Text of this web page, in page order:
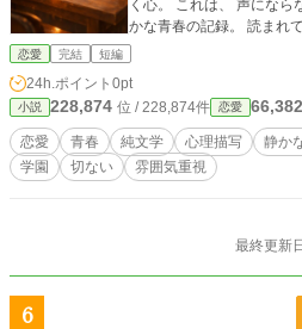
く心。 これは、 声にならない想いと、 行間で育つ恋と、 静
かな青春の記録。 読まれていることに気づいたとき、 物語は
動き出す。 ━━━━━━━━━━━━━━━ 初めまして。
によるものですので拙い
ければ幸いです。 この作品が、あなたの中の「まだ名前のな
い気持ち」に触れたら嬉
恋愛 完結 短編
24h.ポイント 0pt
小説 228,874 位 / 228,874件 恋愛 66,382
恋愛 青春 純文学 心理描写 静か
学園
切ない 雰囲気重視
最終更新
6